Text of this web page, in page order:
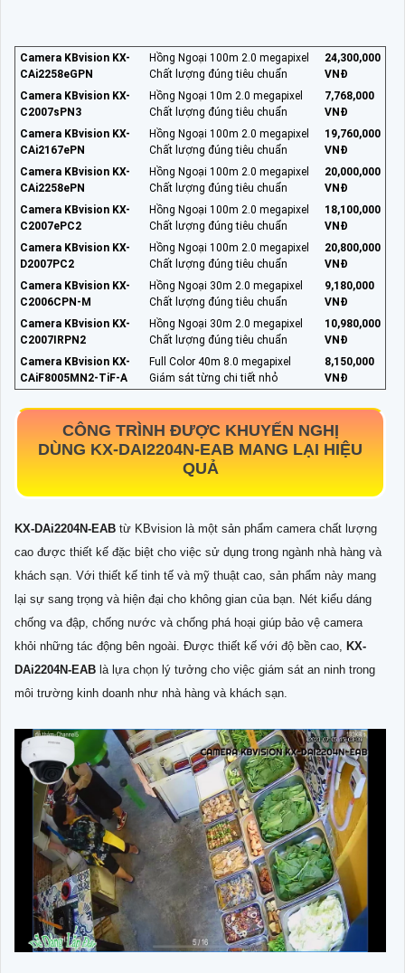
Camera KBvision KX-
CAi2258eGPN
Hồng Ngoại 100m 2.0 megapixel
Chất lượng đúng tiêu chuẩn
24,300,000
VNĐ
Camera KBvision KX-
C2007sPN3
Hồng Ngoại 10m 2.0 megapixel
Chất lượng đúng tiêu chuẩn
7,768,000
VNĐ
Camera KBvision KX-
CAi2167ePN
Hồng Ngoại 100m 2.0 megapixel
Chất lượng đúng tiêu chuẩn
19,760,000
VNĐ
Camera KBvision KX-
CAi2258ePN
Hồng Ngoại 100m 2.0 megapixel
Chất lượng đúng tiêu chuẩn
20,000,000
VNĐ
Camera KBvision KX-
C2007ePC2
Hồng Ngoại 100m 2.0 megapixel
Chất lượng đúng tiêu chuẩn
18,100,000
VNĐ
Camera KBvision KX-
D2007PC2
Hồng Ngoại 100m 2.0 megapixel
Chất lượng đúng tiêu chuẩn
20,800,000
VNĐ
Camera KBvision KX-
C2006CPN-M
Hồng Ngoại 30m 2.0 megapixel
Chất lượng đúng tiêu chuẩn
9,180,000
VNĐ
Camera KBvision KX-
C2007IRPN2
Hồng Ngoại 30m 2.0 megapixel
Chất lượng đúng tiêu chuẩn
10,980,000
VNĐ
Camera KBvision KX-
CAiF8005MN2-TiF-A
Full Color 40m 8.0 megapixel
Giám sát từng chi tiết nhỏ
8,150,000
VNĐ
CÔNG TRÌNH ĐƯỢC KHUYẾN NGHỊ
DÙNG KX-DAI2204N-EAB MANG LẠI HIỆU
QUẢ
KX-DAi2204N-EAB từ KBvision là một sản phẩm camera chất lượng
cao được thiết kế đặc biệt cho việc sử dụng trong ngành nhà hàng và
khách sạn. Với thiết kế tinh tế và mỹ thuật cao, sản phẩm này mang
lại sự sang trọng và hiện đại cho không gian của bạn. Nét kiểu dáng
chống va đập, chống nước và chống phá hoại giúp bảo vệ camera
khỏi những tác động bên ngoài. Được thiết kế với độ bền cao, KX-
DAi2204N-EAB là lựa chọn lý tưởng cho việc giám sát an ninh trong
môi trường kinh doanh như nhà hàng và khách sạn.